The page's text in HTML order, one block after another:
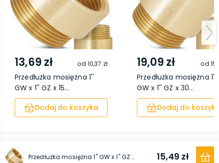
13,69 zł od 10,37 zł
Przedłużka mosiężna 1''
GW x 1'' GZ x 15...
Dodaj do koszyka
19,09 zł od
Przedłużka mosiężna 1''
GW x 1'' GZ x 30...
Dodaj do
Przedłużka mosiężna 1'' GW x 1'' GZ x 20 mm 15,49 zł